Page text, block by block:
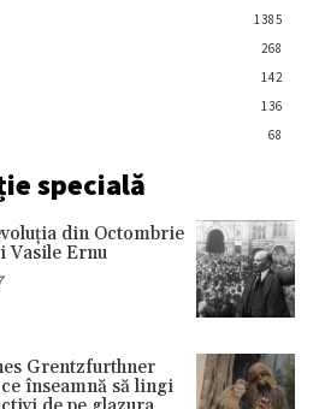
1385
268
142
136
68
specială
din Octombrie
Vasile Ernu
Grentzfurthner
înseamnă să lingi